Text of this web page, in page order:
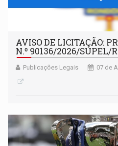
AVISO DE LICITAÇÃO:
N.º 90136/2026/SUPEL/
Publicações Legais 07 de